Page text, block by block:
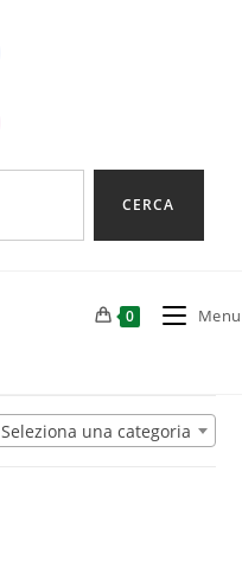
CERCA
0 Menu
Seleziona una categoria